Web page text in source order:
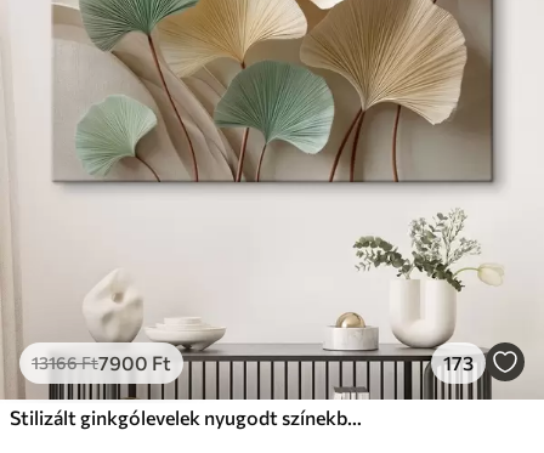
Prémium
Ft
Élénk, gazdag színek
Fakulásálló
✓Biztonságos, szagtalan tinta
Eco-Prémium
Tól12405Ft
✓Élénk, gazdag színek
✓Fakulásálló
13166Ft7900 Ft 173
Stilizált ginkgólevelek nyugodt színekben